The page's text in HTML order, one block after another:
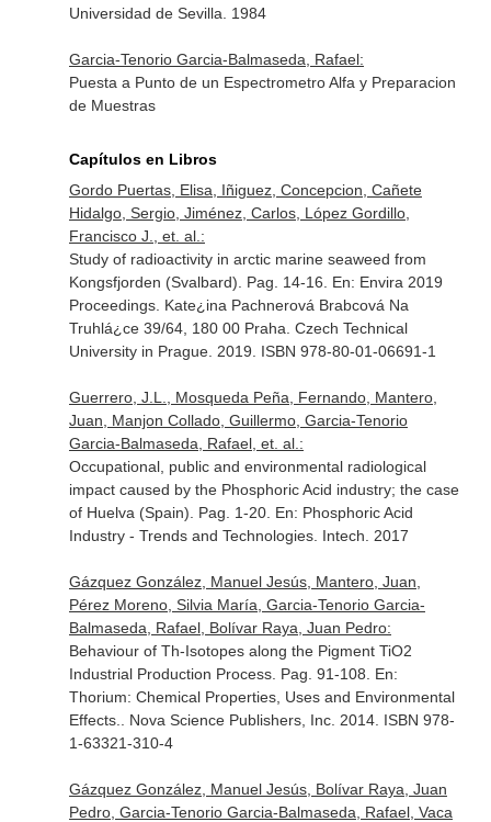
Universidad de Sevilla. 1984
Garcia-Tenorio Garcia-Balmaseda, Rafael:
Puesta a Punto de un Espectrometro Alfa y Preparacion
de Muestras
Capítulos en Libros
Gordo Puertas, Elisa, Iñiguez, Concepcion, Cañete
Hidalgo, Sergio, Jiménez, Carlos, López Gordillo,
Francisco J., et. al.:
Study of radioactivity in arctic marine seaweed from
Kongsfjorden (Svalbard). Pag. 14-16. En: Envira 2019
Proceedings. Kate¿ina Pachnerová Brabcová Na
Truhlá¿ce 39/64, 180 00 Praha. Czech Technical
University in Prague. 2019. ISBN 978-80-01-06691-1
Guerrero, J.L., Mosqueda Peña, Fernando, Mantero,
Juan, Manjon Collado, Guillermo, Garcia-Tenorio
Garcia-Balmaseda, Rafael, et. al.:
Occupational, public and environmental radiological
impact caused by the Phosphoric Acid industry; the case
of Huelva (Spain). Pag. 1-20. En: Phosphoric Acid
Industry - Trends and Technologies. Intech. 2017
Gázquez González, Manuel Jesús, Mantero, Juan,
Pérez Moreno, Silvia María, Garcia-Tenorio Garcia-
Balmaseda, Rafael, Bolívar Raya, Juan Pedro:
Behaviour of Th-Isotopes along the Pigment TiO2
Industrial Production Process. Pag. 91-108. En:
Thorium: Chemical Properties, Uses and Environmental
Effects.
. Nova Science Publishers, Inc. 2014. ISBN 978-
1-63321-310-4
Gázquez González, Manuel Jesús, Bolívar Raya, Juan
Pedro, Garcia-Tenorio Garcia-Balmaseda, Rafael, Vaca